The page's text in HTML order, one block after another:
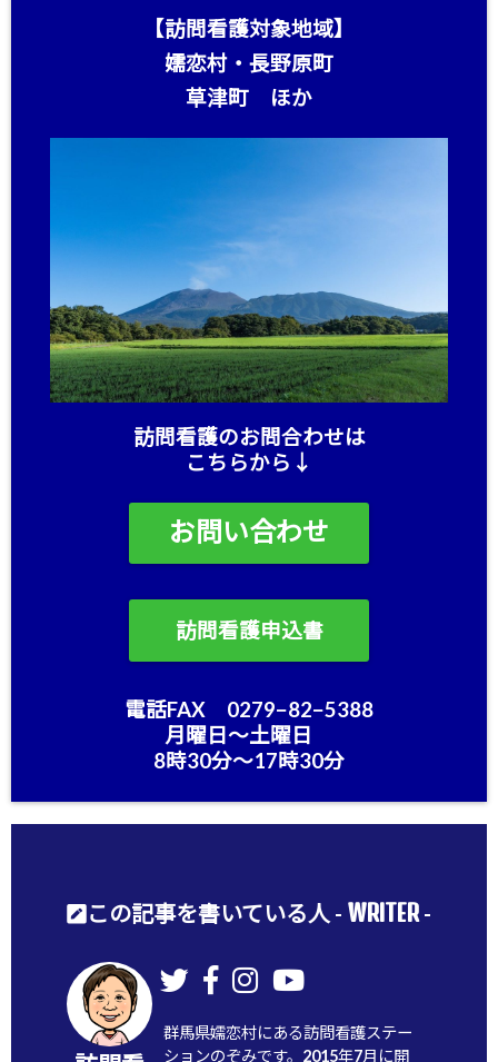
【訪問看護対象地域】
嬬恋村・長野原町
草津町 ほか
訪問看護のお問合わせは
こちらから↓
お問い合わせ
訪問看護申込書
電話FAX 0279−82−5388
月曜日〜土曜日
8時30分〜17時30分
この記事を書いている人 - WRITER-
群馬県嬬恋村にある訪問看護ステー
ションのぞみです。2015年7月に開